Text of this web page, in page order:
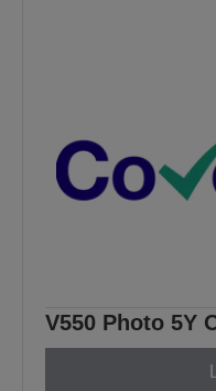
V550 Photo 5Y